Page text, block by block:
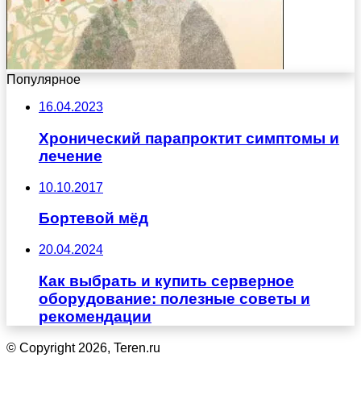
Популярное
16.04.2023
Хронический парапроктит симптомы и
лечение
10.10.2017
Бортевой мёд
20.04.2024
Как выбрать и купить серверное
оборудование: полезные советы и
рекомендации
© Copyright 2026, Teren.ru